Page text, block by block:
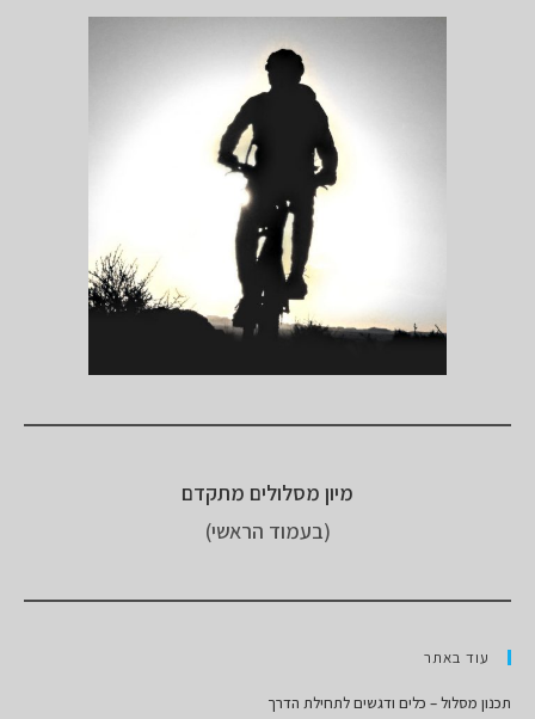
מיון מסלולים מתקדם
(בעמוד הראשי)
עוד באתר
תכנון מסלול – כלים ודגשים לתחילת הדרך